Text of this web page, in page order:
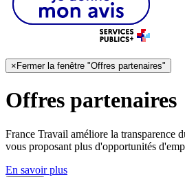
× Fermer la fenêtre "Offres partenaires"
Offres partenaires
France Travail améliore la transparence
vous proposant plus d'opportunités
En savoir plus